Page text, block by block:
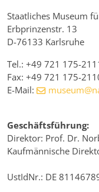
Staatliches Museum
Erbprinzenstr. 13
D-76133 Karlsruhe
Tel.: +49 721 175-
Fax: +49 721 175-
E-Mail:
Geschäftsführung:
Direktor: Prof. Dr.
Kaufmännische
UstIdNr.: DE